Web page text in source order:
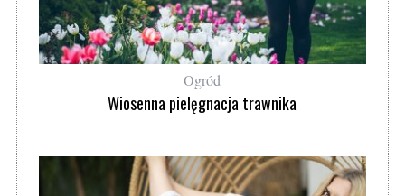
Ogród
Wiosenna pielęgnacja trawnika